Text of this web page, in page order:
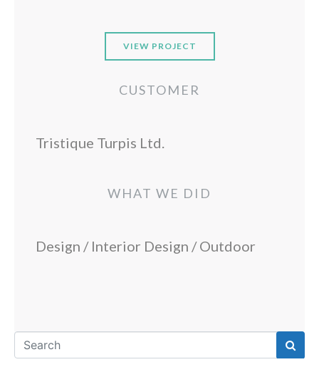
VIEW PROJECT
CUSTOMER
Tristique Turpis Ltd.
WHAT WE DID
Design / Interior Design / Outdoor